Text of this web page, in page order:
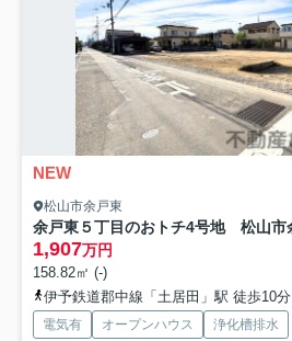
NEW
松山市余戸東
1,907万円
158.82㎡ (-)
伊予鉄道郡中線「土居田」駅 徒歩10分
電気有 オープンハウス 浄化槽排水